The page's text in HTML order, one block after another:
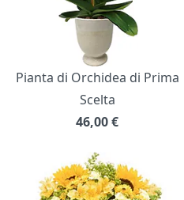
Pianta di Orchidea di Prima
Scelta
46,00€